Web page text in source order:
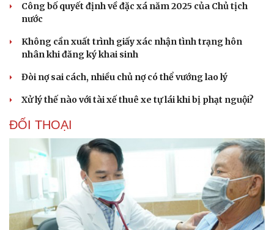
Sân khấu - Điện ảnh
Văn học
Âm nhạc
Nghệ sĩ
Thời trang
Sao Việt
Công bố quyết định về đặc xá năm 2025 của Chủ tịch
nước
Không cần xuất trình giấy xác nhận tình trạng hôn
nhân khi đăng ký khai sinh
Đòi nợ sai cách, nhiều chủ nợ có thể vướng lao lý
Xử lý thế nào với tài xế thuê xe tự lái khi bị phạt nguội?
ĐỐI THOẠI